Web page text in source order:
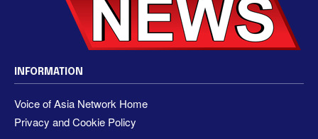
INFORMATION
Voice of Asia Network Home
Privacy and Cookie Policy